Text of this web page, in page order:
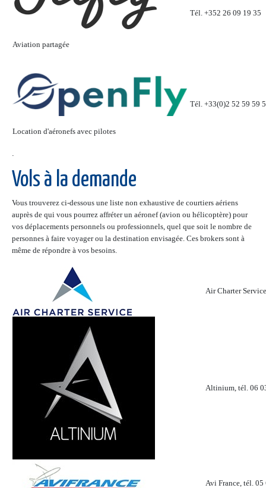
Aviation partagée
Tél. +352 26 09 19 35
Location d'aéronefs avec pilotes
Tél. +33(0)2 52 59 59
.
Vols à la demande
Vous trouverez ci-dessous une liste non exhaustive de courtiers aériens
auprès de qui vous pourrez affréter un aéronef (avion ou hélicoptère) pour
vos déplacements personnels ou professionnels, quel que soit le nombre de
personnes à faire voyager ou la destination envisagée. Ces brokers sont à
même de répondre à vos besoins.
Air Charter
Altinium, tél. 06
Avi France, tél. 05